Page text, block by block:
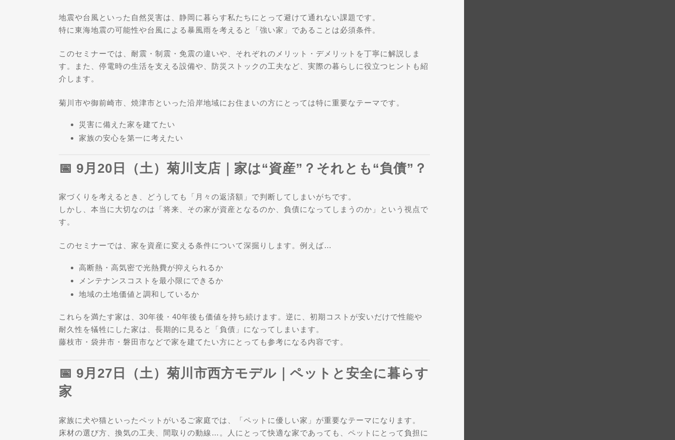
地震や台風といった自然災害は、静岡に暮らす私たちにとって避けて通れない課題です。
特に東海地震の可能性や台風による暴風雨を考えると「強い家」であることは必須条件。
このセミナーでは、耐震・制震・免震の違いや、それぞれのメリット・デメリットを丁寧に解説しま
す。また、停電時の生活を支える設備や、防災ストックの工夫など、実際の暮らしに役立つヒントも紹
介します。
菊川市や御前崎市、焼津市といった沿岸地域にお住まいの方にとっては特に重要なテーマです。
災害に備えた家を建てたい
家族の安心を第一に考えたい
📅 9月20日（土）菊川支店｜家は“資産”？それとも“負債”？
家づくりを考えるとき、どうしても「月々の返済額」で判断してしまいがちです。
しかし、本当に大切なのは「将来、その家が資産となるのか、負債になってしまうのか」という視点で
す。
このセミナーでは、家を資産に変える条件について深掘りします。例えば…
高断熱・高気密で光熱費が抑えられるか
メンテナンスコストを最小限にできるか
地域の土地価値と調和しているか
これらを満たす家は、30年後・40年後も価値を持ち続けます。逆に、初期コストが安いだけで性能や
耐久性を犠牲にした家は、長期的に見ると「負債」になってしまいます。
藤枝市・袋井市・磐田市などで家を建てたい方にとっても参考になる内容です。
📅 9月27日（土）菊川市西方モデル｜ペットと安全に暮らす
家
家族に犬や猫といったペットがいるご家庭では、「ペットに優しい家」が重要なテーマになります。
床材の選び方、換気の工夫、間取りの動線…。人にとって快適な家であっても、ペットにとって負担に